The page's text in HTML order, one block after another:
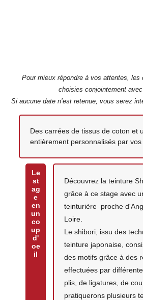
Pour mieux répondre à vos attentes, les
choisies conjointement avec
Si aucune date n’est retenue, vous serez
Des carrées de tissus de coton et
entièrement personnalisés par vos
Le
st
ag
e
en
un
co
up
d'
oe
il
Découvrez la teinture
grâce à ce stage avec
teinturière proche
Loire.
Le shibori, issu des
teinture japonaise,
des motifs grâce à des
effectuées par
plis, de ligatures, de
pratiquerons plusieurs